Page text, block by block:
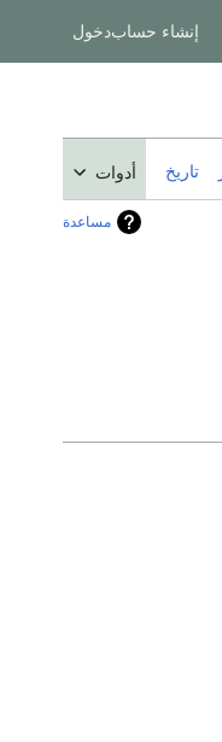
إنشاء حسابدخول
تاريخ أدوات
مساعدة